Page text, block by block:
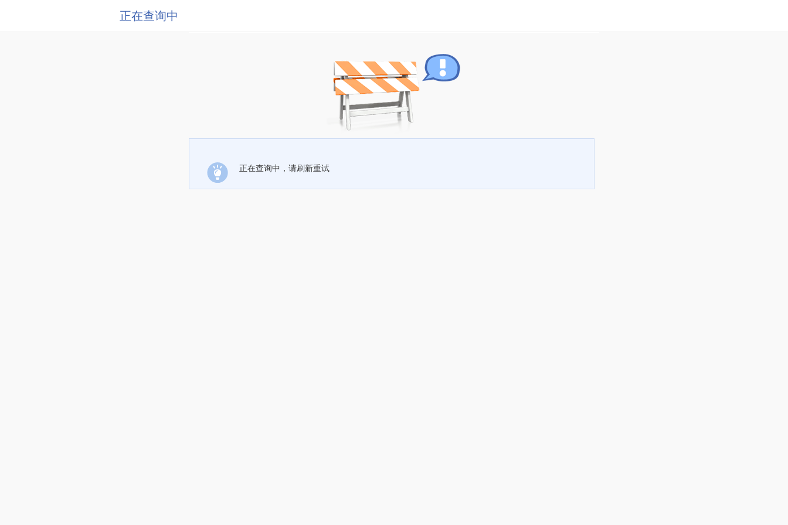
正在查询中
正在查询中，请刷新重试